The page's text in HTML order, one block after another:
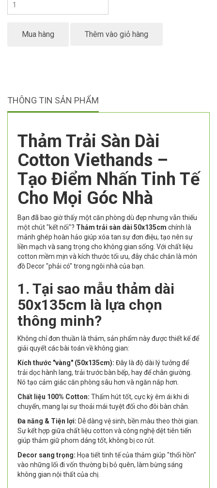
Mua hàng Thêm vào giỏ hàng
THÔNG TIN SẢN PHẨM
Thảm Trải Sàn Dài
Cotton Viethands –
Tạo Điểm Nhấn Tinh Tế
Cho Mọi Góc Nhà
Bạn đã bao giờ thấy một căn phòng dù đẹp nhưng vẫn thiếu
một chút "kết nối"? Thảm trải sàn dài 50x135cm chính là
mảnh ghép hoàn hảo giúp xóa tan sự đơn điệu, tạo nên sự
liền mạch và sang trọng cho không gian sống. Với chất liệu
cotton mềm mịn và kích thước tối ưu, đây chắc chắn là món
đồ Decor "phải có" trong ngôi nhà của bạn.
1. Tại sao mẫu thảm dài
50x135cm là lựa chọn
thông minh?
Không chỉ đơn thuần là thảm, sản phẩm này được thiết kế để
giải quyết các bài toán về không gian:
Kích thước "vàng" (50x135cm): Đây là độ dài lý tưởng để
trải dọc hành lang, trải trước bàn bếp, hay để chân giường.
Nó tạo cảm giác căn phòng sâu hơn và ngăn nắp hơn.
Chất liệu 100% Cotton: Thấm hút tốt, cực kỳ êm ái khi di
chuyển, mang lại sự thoải mái tuyệt đối cho đôi bàn chân.
Đa năng & Tiện lợi: Dễ dàng vệ sinh, bền màu theo thời gian.
Sự kết hợp giữa chất liệu cotton và công nghệ dệt tiên tiến
giúp thảm giữ phom dáng tốt, không bị co rút.
Decor sang trọng: Họa tiết tinh tế của thảm giúp "thổi hồn"
vào những lối đi vốn thường bị bỏ quên, làm bừng sáng
không gian nội thất của chị.